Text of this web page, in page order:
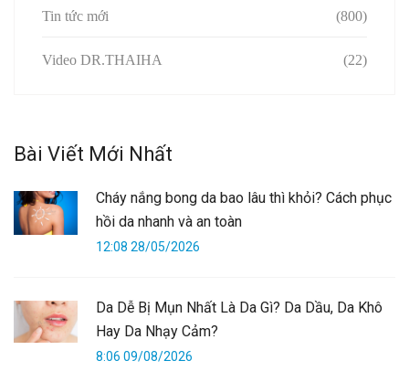
Tin tức mới (800)
Video DR.THAIHA (22)
Bài Viết Mới Nhất
Cháy nắng bong da bao lâu thì khỏi? Cách phục
hồi da nhanh và an toàn
12:08 28/05/2026
Da Dễ Bị Mụn Nhất Là Da Gì? Da Dầu, Da Khô
Hay Da Nhạy Cảm?
8:06 09/08/2026